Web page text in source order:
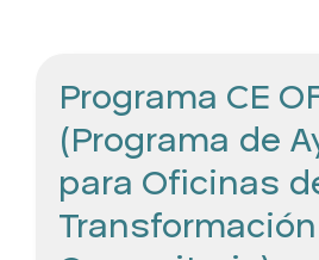
Programa CE
(Programa de
para Oficinas
Transformación